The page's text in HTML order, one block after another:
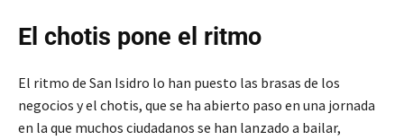
El chotis pone el ritmo
El ritmo de San Isidro lo han puesto las brasas de los
negocios y el chotis, que se ha abierto paso en una jornada
en la que muchos ciudadanos se han lanzado a bailar,